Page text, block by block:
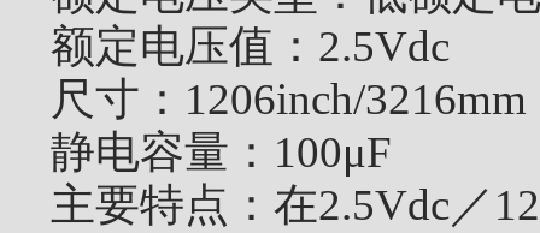
额定电压值： 2.5Vdc
尺寸： 1206inch/3216mm
静电容量： 100μF
主要特点： 在2.5Vdc／